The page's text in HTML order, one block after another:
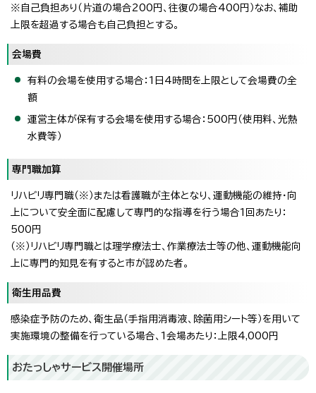
※自己負担あり（片道の場合200円、往復の場合400円）なお、補助
上限を超過する場合も自己負担とする。
会場費
有料の会場を使用する場合：1日4時間を上限として会場費の全
額
運営主体が保有する会場を使用する場合：500円（使用料、光熱
水費等）
専門職加算
リハビリ専門職（※）または看護職が主体となり、運動機能の維持・向
上について安全面に配慮して専門的な指導を行う場合1回あたり：
500円
（※）リハビリ専門職とは理学療法士、作業療法士等の他、運動機能向
上に専門的知見を有すると市が認めた者。
衛生用品費
感染症予防のため、衛生品（手指用消毒液、除菌用シート等）を用いて
実施環境の整備を行っている場合、1会場あたり：上限4,000円
おたっしゃサービス開催場所